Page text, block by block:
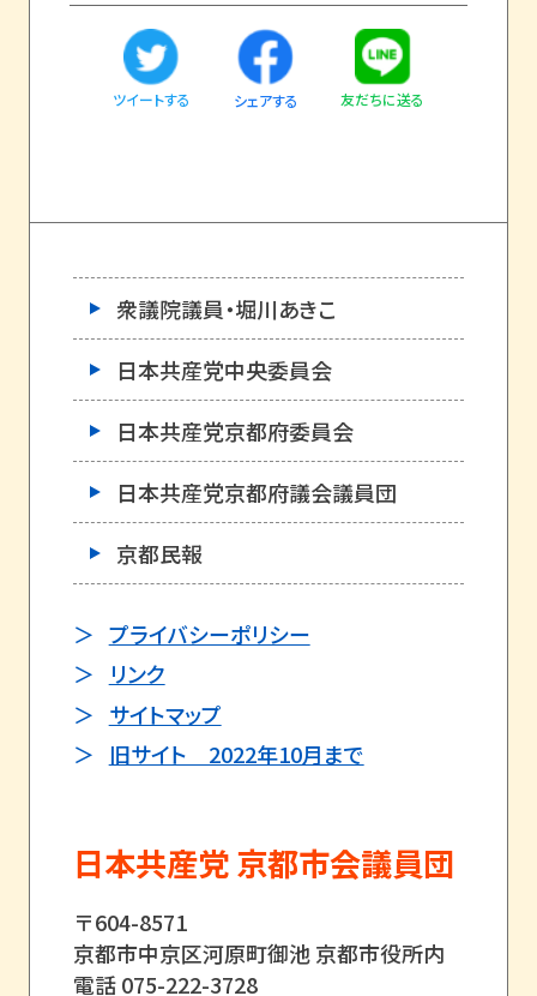
ツイートする シェアする 友だちに送る
日本共産党 京都市会議員団
〒604-8571
京都市中京区河原町御池 京都市役所内
電話 075-222-3728
衆議院議員・堀川あきこ
日本共産党中央委員会
日本共産党京都府委員会
日本共産党京都府議会議員団
京都民報
プライバシーポリシー
リンク
サイトマップ
旧サイト 2022年10月まで